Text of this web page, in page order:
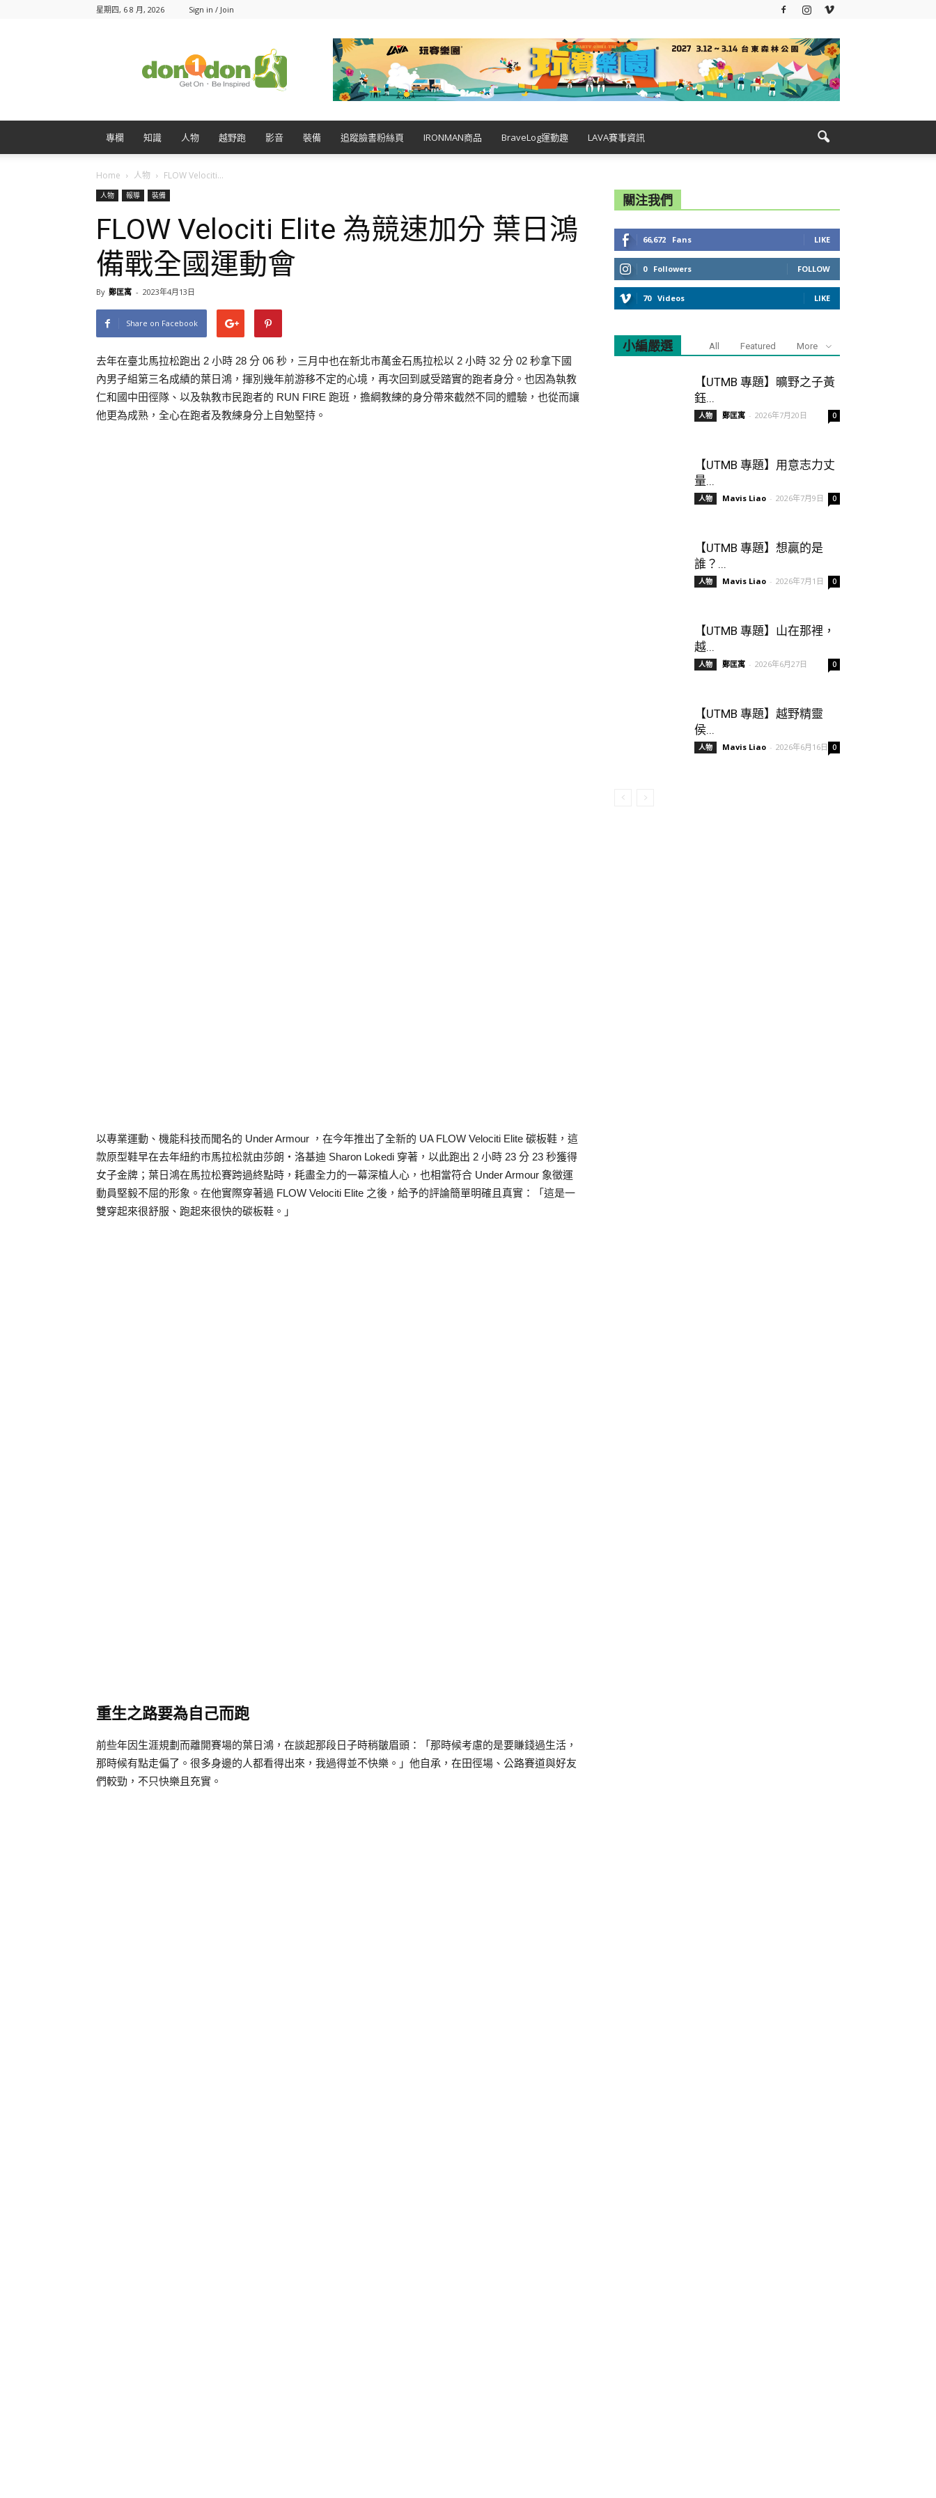
星期四, 6 8 月, 2026 Sign in / Join
專欄 知識 人物 越野跑 影音 裝備 追蹤臉書粉絲頁 IRONMAN商品 BraveLog運動趣 LAVA賽事資訊
Home 人物 FLOW Velociti...
人物 報導 裝備
FLOW Velociti Elite 為競速加分 葉日鴻
備戰全國運動會
By 鄭匡寓 - 2023年4月13日
Share on Facebook
去年在臺北馬拉松跑出 2 小時 28 分 06 秒，三月中也在新北市萬金石馬拉松以 2 小時 32 分 02 秒拿下國
內男子組第三名成績的葉日鴻，揮別幾年前游移不定的心境，再次回到感受踏實的跑者身分。也因為執教
仁和國中田徑隊、以及執教市民跑者的 RUN FIRE 跑班，擔綱教練的身分帶來截然不同的體驗，也從而讓
他更為成熟，全心在跑者及教練身分上自勉堅持。
以專業運動、機能科技而聞名的 Under Armour ，在今年推出了全新的 UA FLOW Velociti Elite 碳板鞋，這
款原型鞋早在去年紐約市馬拉松就由莎朗‧洛基迪 Sharon Lokedi 穿著，以此跑出 2 小時 23 分 23 秒獲得
女子金牌；葉日鴻在馬拉松賽跨過終點時，耗盡全力的一幕深植人心，也相當符合 Under Armour 象徵運
動員堅毅不屈的形象。在他實際穿著過 FLOW Velociti Elite 之後，給予的評論簡單明確且真實：「這是一
雙穿起來很舒服、跑起來很快的碳板鞋。」
重生之路要為自己而跑
前些年因生涯規劃而離開賽場的葉日鴻，在談起那段日子時稍皺眉頭：「那時候考慮的是要賺錢過生活，
那時候有點走偏了。很多身邊的人都看得出來，我過得並不快樂。」他自承，在田徑場、公路賽道與好友
們較勁，不只快樂且充實。
關注我們
66,672 Fans LIKE
0 Followers FOLLOW
70 Videos LIKE
小編嚴選 All Featured More
【UTMB 專題】曠野之子黃
鈺...
人物 鄭匡寓 - 2026年7月20日 0
【UTMB 專題】用意志力丈
量...
人物 Mavis Liao - 2026年7月9日 0
【UTMB 專題】想贏的是
誰？...
人物 Mavis Liao - 2026年7月1日 0
【UTMB 專題】山在那裡，
越...
人物 鄭匡寓 - 2026年6月27日 0
【UTMB 專題】越野精靈
侯...
人物 Mavis Liao - 2026年6月16日 0